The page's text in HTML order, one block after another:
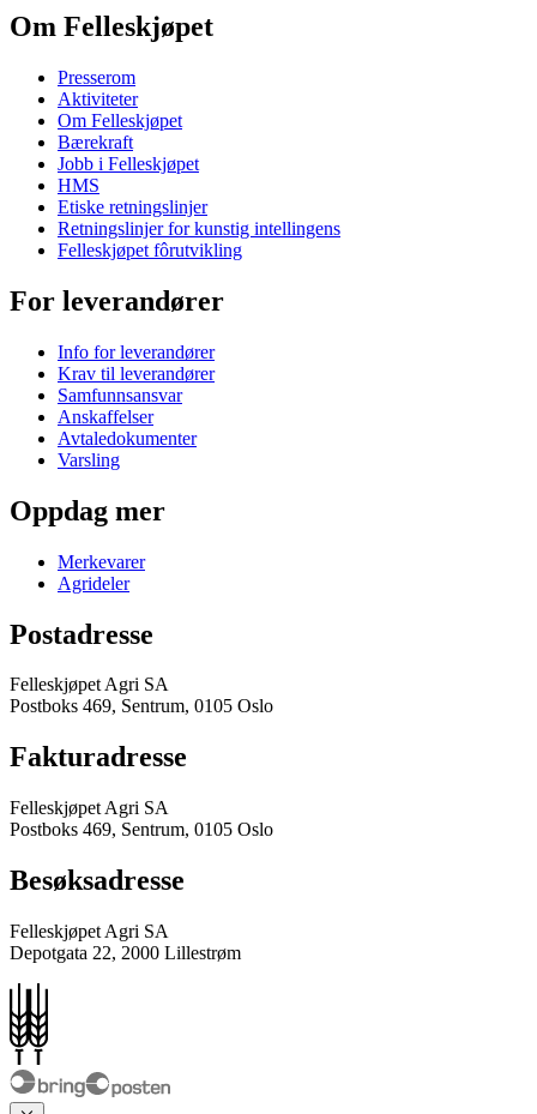
Om Felleskjøpet
Presserom
Aktiviteter
Om Felleskjøpet
Bærekraft
Jobb i Felleskjøpet
HMS
Etiske retningslinjer
Retningslinjer for kunstig intellingens
Felleskjøpet fôrutvikling
For leverandører
Info for leverandører
Krav til leverandører
Samfunnsansvar
Anskaffelser
Avtaledokumenter
Varsling
Oppdag mer
Merkevarer
Agrideler
Postadresse
Felleskjøpet Agri SA
Postboks 469, Sentrum, 0105 Oslo
Fakturadresse
Felleskjøpet Agri SA
Postboks 469, Sentrum, 0105 Oslo
Besøksadresse
Felleskjøpet Agri SA
Depotgata 22, 2000 Lillestrøm